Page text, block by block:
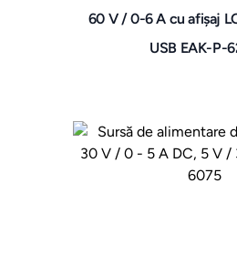
60 V / 0-6 A cu afișaj
USB EAK-P-